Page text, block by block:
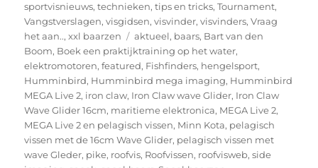
sportvisnieuws,technieken,tips en tricks,Tournament,
Vangstverslagen,visgidsen,visvinder,visvinders,Vraag
het aan..,xxl baarzen Tags
aktueel, baars, Bart van den
Boom, Boek een praktijktraining op het water,
elektromotoren,featured, Fishfinders, hengelsport,
Humminbird, Humminbird mega imaging, Humminbird
MEGA Live 2, iron claw, Iron Claw wave Glider, Iron Claw
Wave Glider 16cm, maritieme elektronica, MEGA Live 2,
MEGA Live 2 en pelagisch vissen, Minn Kota, pelagisch
vissen met de 16cm Wave Glider, pelagisch vissen met
wave Gleder, pike, roofvis, Roofvissen, roofvisweb,side